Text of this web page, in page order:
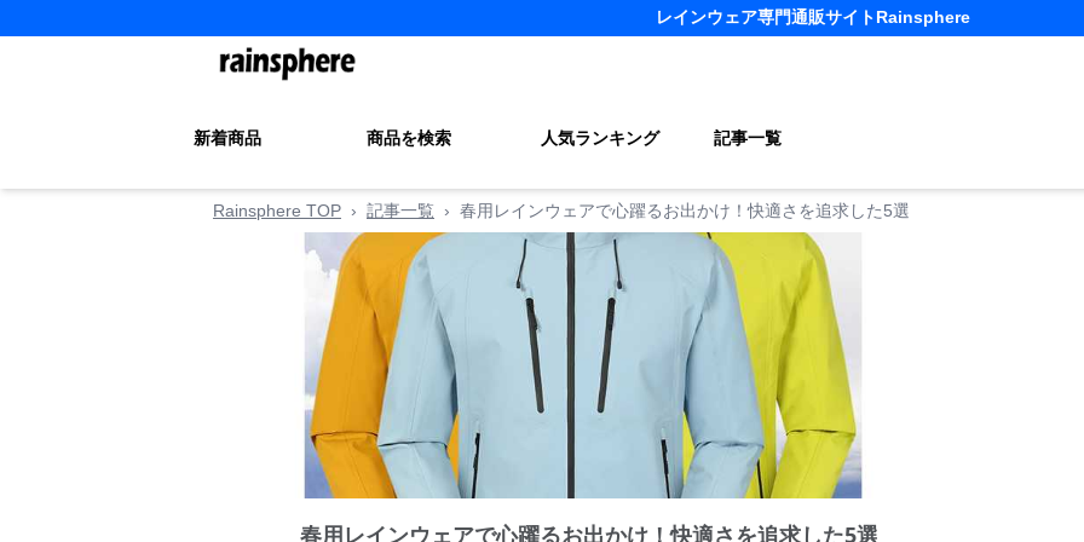
レインウェア専門通販サイトRainsphere
新着商品 商品を検索 人気ランキング 記事一覧
Rainsphere TOP › 記事一覧 › 春用レインウェアで心躍るお出かけ！快適さを追求した5選
春用レインウェアで心躍るお出かけ！快適さを追求した5選